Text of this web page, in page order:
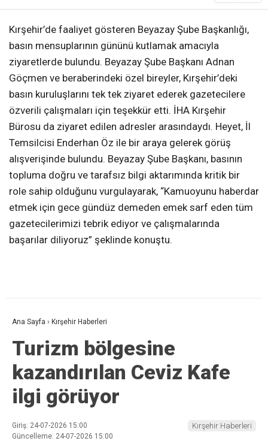
Kırşehir’de faaliyet gösteren Beyazay Şube Başkanlığı,
basın mensuplarının gününü kutlamak amacıyla
ziyaretlerde bulundu. Beyazay Şube Başkanı Adnan
Göçmen ve beraberindeki özel bireyler, Kırşehir’deki
basın kuruluşlarını tek tek ziyaret ederek gazetecilere
özverili çalışmaları için teşekkür etti. İHA Kırşehir
Bürosu da ziyaret edilen adresler arasındaydı. Heyet, İl
Temsilcisi Enderhan Öz ile bir araya gelerek görüş
alışverişinde bulundu. Beyazay Şube Başkanı, basının
topluma doğru ve tarafsız bilgi aktarımında kritik bir
role sahip olduğunu vurgulayarak, “Kamuoyunu haberdar
etmek için gece gündüz demeden emek sarf eden tüm
gazetecilerimizi tebrik ediyor ve çalışmalarında
başarılar diliyoruz” şeklinde konuştu.
Ana Sayfa › Kırşehir Haberleri
Turizm bölgesine
kazandırılan Ceviz Kafe
ilgi görüyor
Giriş: 24-07-2026 15:00
Güncelleme: 24-07-2026 15:00
Kırşehir Haberleri